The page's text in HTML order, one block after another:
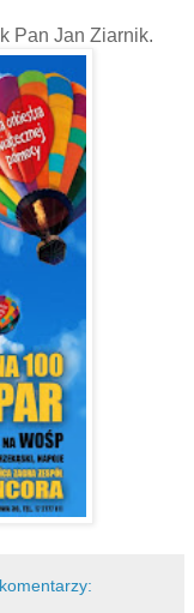
Pan Jan Ziarnik.